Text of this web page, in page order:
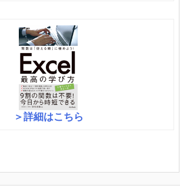
＞詳細はこちら